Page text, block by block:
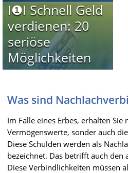
I❶I Schnell Geld
verdienen: 20
seriöse
Möglichkeiten
Was sind
Im Falle eines Erbes, erhalten Sie
Vermögenswerte, sonder auch
Diese Schulden werden als
bezeichnet. Das betrifft auch den
Diese Verbindlichkeiten müssen